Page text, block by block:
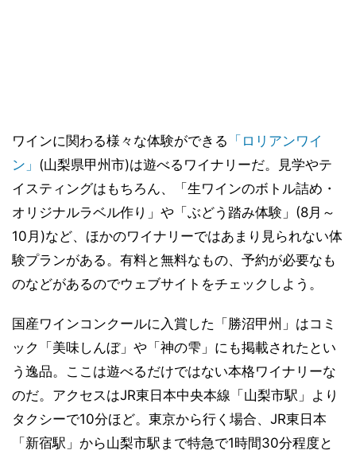
ワインに関わる様々な体験ができる 「ロリアンワイ
ン」 (山梨県甲州市)は遊べるワイナリーだ。見学やテ
イスティングはもちろん、「生ワインのボトル詰め・
オリジナルラベル作り」や「ぶどう踏み体験」(8月～
10月)など、ほかのワイナリーではあまり見られない体
験プランがある。有料と無料なもの、予約が必要なも
のなどがあるのでウェブサイトをチェックしよう。
国産ワインコンクールに入賞した「勝沼甲州」はコミ
ック「美味しんぼ」や「神の雫」にも掲載されたとい
う逸品。ここは遊べるだけではない本格ワイナリーな
のだ。アクセスはJR東日本中央本線「山梨市駅」より
タクシーで10分ほど。東京から行く場合、JR東日本
「新宿駅」から山梨市駅まで特急で1時間30分程度と